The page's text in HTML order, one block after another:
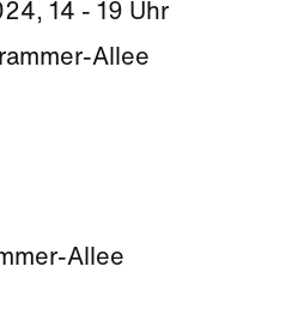
Allee
14 - 19 Uhr
Allee